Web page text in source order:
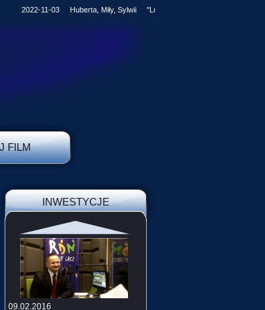
2022-11-03 Huberta, Miły, Sylwii "Ludzkość kroczy stale naprzód,
FILM
INWESTYCJE
09.02.2016